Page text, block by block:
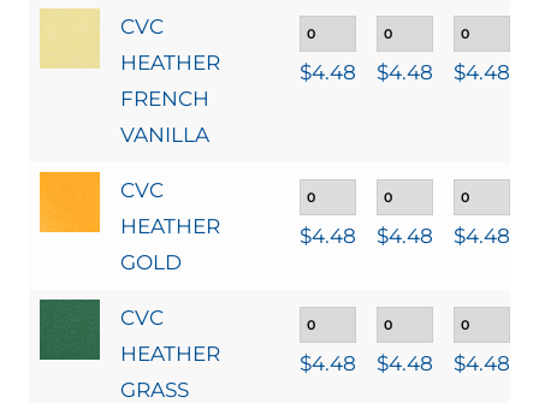
CVC
HEATHER
FRENCH
VANILLA
$4.48 $4.48 $4.48
CVC
HEATHER
GOLD
$4.48 $4.48 $4.48
CVC
HEATHER
GRASS
$4.48 $4.48 $4.48